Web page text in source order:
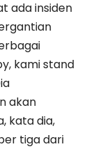
ada insiden
kami stand
akan
kata dia,
tiga dari